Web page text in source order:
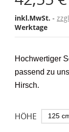
inkl.MwSt.
Werktage
Hochwertiger
passend zu
Hirsch.
HÖHE